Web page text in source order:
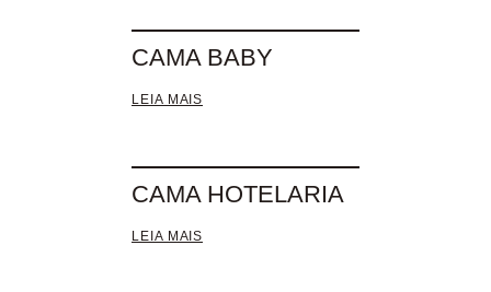
CAMA BABY
LEIA MAIS
CAMA HOTELARIA
LEIA MAIS